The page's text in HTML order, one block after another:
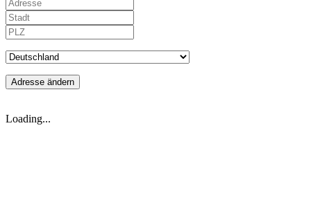
Adresse ändern
Loading...